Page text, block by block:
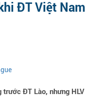
ĐT Việt
ĐT Lào, nhưng